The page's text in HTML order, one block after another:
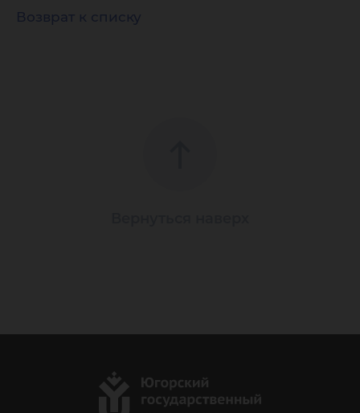
Возврат к списку